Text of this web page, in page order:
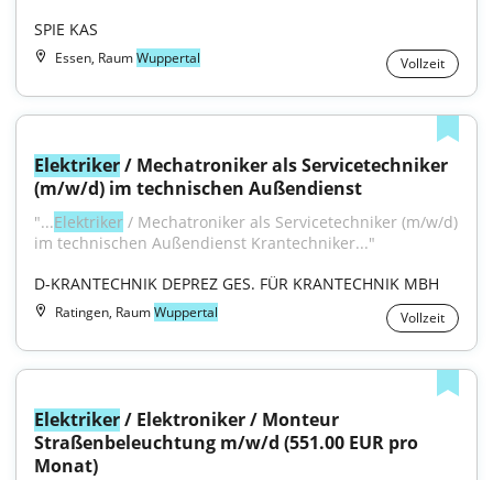
SPIE KAS
Essen, RaumWuppertal Vollzeit
Elektriker / Mechatroniker als Servicetechniker
(m/w/d) im technischen Außendienst
"...Elektriker / Mechatroniker als Servicetechniker (m/w/d)
im technischen Außendienst Krantechniker..."
D-KRANTECHNIK DEPREZ GES. FÜR KRANTECHNIK MBH
Ratingen, RaumWuppertal Vollzeit
Elektriker / Elektroniker / Monteur
Straßenbeleuchtung m/w/d (551.00 EUR pro
Monat)